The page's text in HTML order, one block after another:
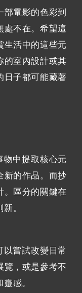
電影的色彩到
處不在。希望這
生活中的這些元
的室內設計或其
日子都可能藏著
物中提取核心元
新的作品。而抄
。區分的關鍵在
。
嘗試改變日常
覽，或是參考不
感。